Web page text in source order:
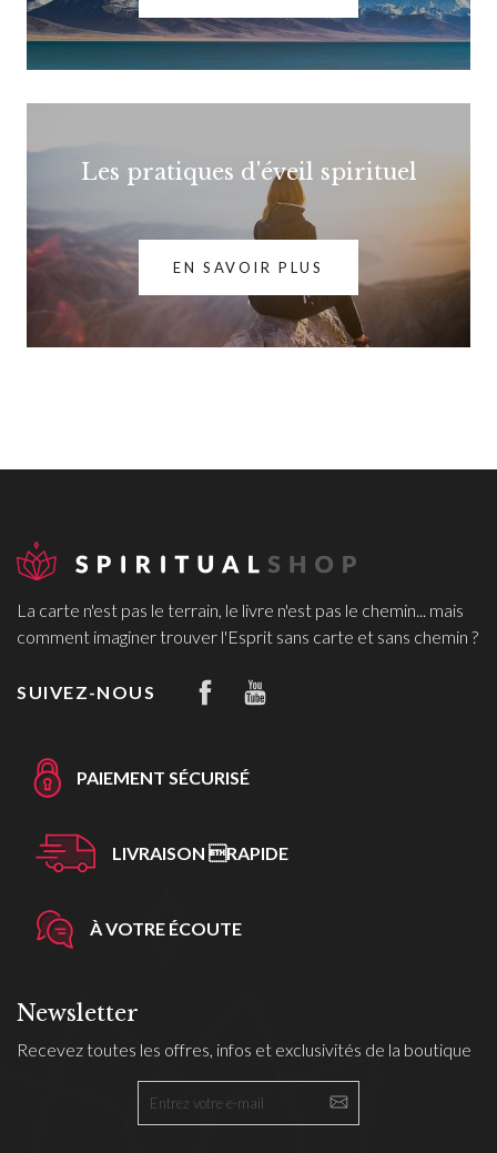
Les pratiques d'éveil spirituel
EN SAVOIR PLUS
La carte n'est pas le terrain, le livre n'est pas le chemin... mais
comment imaginer trouver l'Esprit sans carte et sans chemin ?
SUIVEZ-NOUS
PAIEMENT SÉCURISÉ
LIVRAISON RAPIDE
À VOTRE ÉCOUTE
Newsletter
Recevez toutes les offres, infos et exclusivités de la boutique